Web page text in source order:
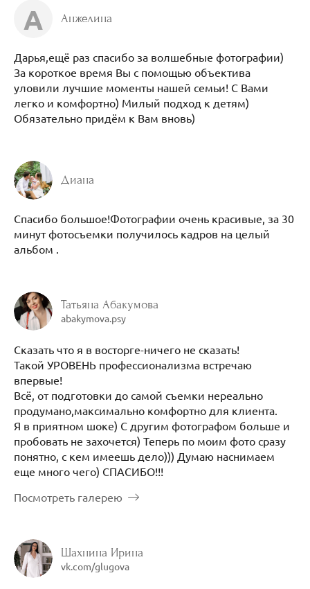
А Анжелина
Дарья,ещё раз спасибо за волшебные фотографии)
За короткое время Вы с помощью объектива
уловили лучшие моменты нашей семьи! С Вами
легко и комфортно) Милый подход к детям)
Обязательно придём к Вам вновь)
Диана
Спасибо большое!Фотографии очень красивые, за 30
минут фотосъемки получилось кадров на целый
альбом .
Татьяна Абакумова
abakymova.psy
Сказать что я в восторге-ничего не сказать!
Такой УРОВЕНЬ профессионализма встречаю
впервые!
Всё, от подготовки до самой съемки нереально
продумано,максимально комфортно для клиента.
Я в приятном шоке) С другим фотографом больше и
пробовать не захочется) Теперь по моим фото сразу
понятно, с кем имеешь дело))) Думаю наснимаем
еще много чего) СПАСИБО!!!
Посмотреть галерею
Шахнина Ирина
vk.com/glugova